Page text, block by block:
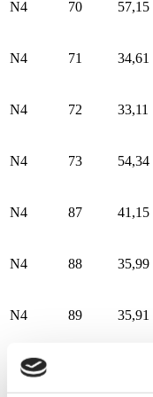
N4 70 57,15
N4 71 34,61
N4 72 33,11
N4 73 54,34
N4 87 41,15
N4 88 35,99
N4 89 35,91
N4